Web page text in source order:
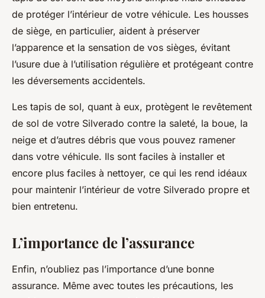
de protéger l’intérieur de votre véhicule. Les housses
de siège, en particulier, aident à préserver
l’apparence et la sensation de vos sièges, évitant
l’usure due à l’utilisation régulière et protégeant contre
les déversements accidentels.
Les tapis de sol, quant à eux, protègent le revêtement
de sol de votre Silverado contre la saleté, la boue, la
neige et d’autres débris que vous pouvez ramener
dans votre véhicule. Ils sont faciles à installer et
encore plus faciles à nettoyer, ce qui les rend idéaux
pour maintenir l’intérieur de votre Silverado propre et
bien entretenu.
L’importance de l’assurance
Enfin, n’oubliez pas l’importance d’une bonne
assurance. Même avec toutes les précautions, les